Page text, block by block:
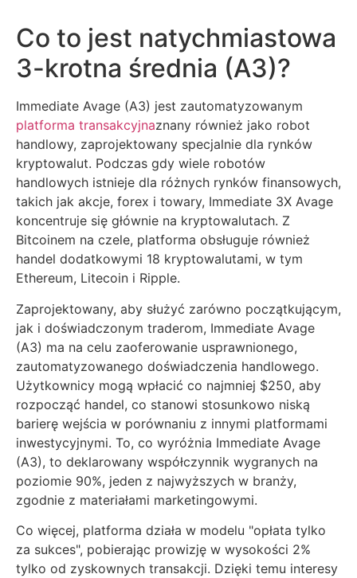
Co to jest natychmiastowa
3-krotna średnia (A3)?
Immediate Avage (A3) jest zautomatyzowanym
platforma transakcyjnaznany również jako robot
handlowy, zaprojektowany specjalnie dla rynków
kryptowalut. Podczas gdy wiele robotów
handlowych istnieje dla różnych rynków finansowych,
takich jak akcje, forex i towary, Immediate 3X Avage
koncentruje się głównie na kryptowalutach. Z
Bitcoinem na czele, platforma obsługuje również
handel dodatkowymi 18 kryptowalutami, w tym
Ethereum, Litecoin i Ripple.
Zaprojektowany, aby służyć zarówno początkującym,
jak i doświadczonym traderom, Immediate Avage
(A3) ma na celu zaoferowanie usprawnionego,
zautomatyzowanego doświadczenia handlowego.
Użytkownicy mogą wpłacić co najmniej $250, aby
rozpocząć handel, co stanowi stosunkowo niską
barierę wejścia w porównaniu z innymi platformami
inwestycyjnymi. To, co wyróżnia Immediate Avage
(A3), to deklarowany współczynnik wygranych na
poziomie 90%, jeden z najwyższych w branży,
zgodnie z materiałami marketingowymi.
Co więcej, platforma działa w modelu "opłata tylko
za sukces", pobierając prowizję w wysokości 2%
tylko od zyskownych transakcji. Dzięki temu interesy